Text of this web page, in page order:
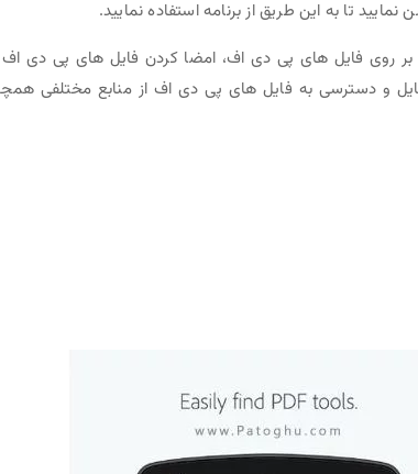
بر روی فایل های پی دی اف، امضا کردن فایل های پی دی
و دسترسی به فایل های پی دی اف از منابع مختلفی